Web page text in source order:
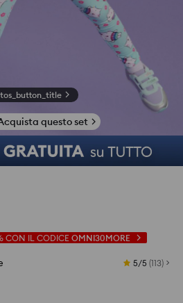
questo set
CON IL CODICE OMNI30MORE
5/5 (113)